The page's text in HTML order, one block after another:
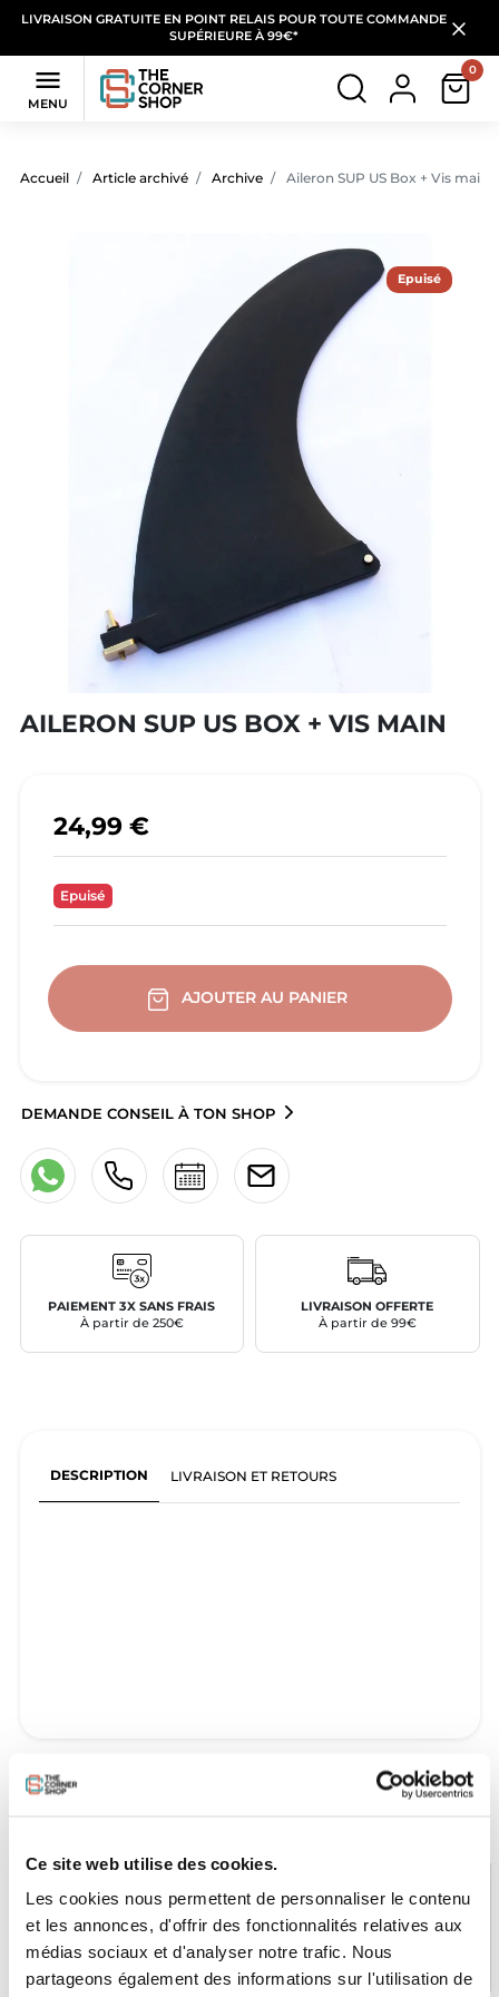
Ce site web utilise des cookies.
Les cookies nous permettent de personnaliser le contenu
et les annonces, d'offrir des fonctionnalités relatives aux
médias sociaux et d'analyser notre trafic. Nous
partageons également des informations sur l'utilisation de
LIVRAISON GRATUITE EN POINT RELAIS POUR TOUTE COMMANDE
SUPÉRIEURE À 99€*

MENU
0
Accueil Article archivé Archive Aileron SUP US Box + Vis main
Epuisé
AILERON SUP US BOX + VIS MAIN
24,99 €
Epuisé
AJOUTER AU PANIER
DEMANDE CONSEIL À TON SHOP
PAIEMENT 3X SANS FRAIS
À partir de 250€
LIVRAISON OFFERTE
À partir de 99€
DESCRIPTION LIVRAISON ET RETOURS
CB, VISA, Mastercard, ALMA
Plus de 5000 produits en stock